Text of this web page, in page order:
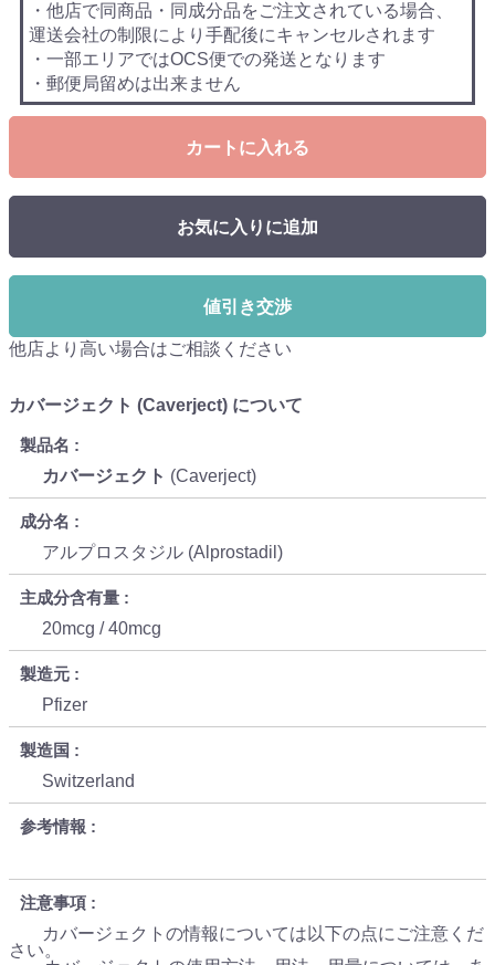
・他店で同商品・同成分品をご注文されている場合、
運送会社の制限により手配後にキャンセルされます
・一部エリアではOCS便での発送となります
・郵便局留めは出来ません
カートに入れる
お気に入りに追加
値引き交渉
他店より高い場合はご相談ください
カバージェクト (Caverject) について
製品名
カバージェクト (Caverject)
成分名
アルプロスタジル (Alprostadil)
主成分含有量
20mcg / 40mcg
製造元
Pfizer
製造国
Switzerland
参考情報
注意事項
カバージェクトの情報については以下の点にご注意くだ
さい。